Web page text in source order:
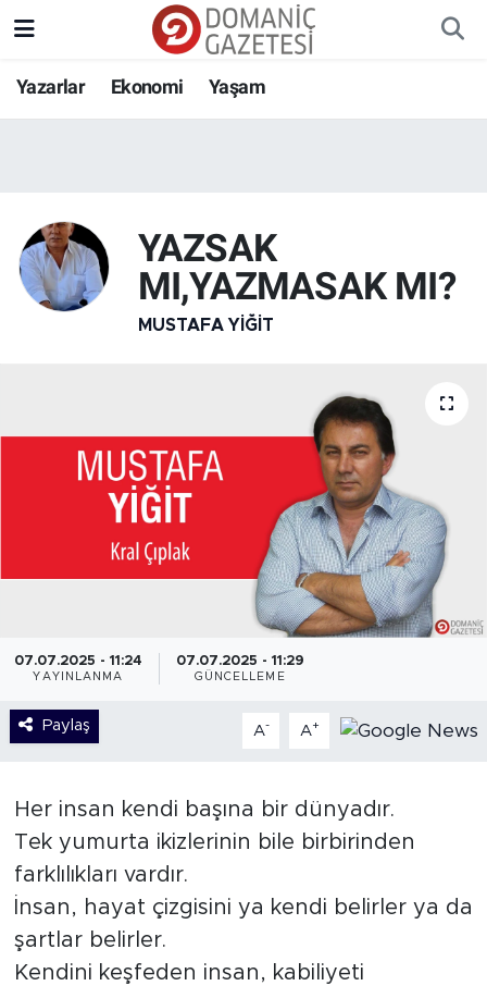
Yazarlar Ekonomi Yaşam
YAZSAK
MI,YAZMASAK MI?
MUSTAFA YIĞIT
07.07.2025 - 11:24
YAYINLANMA
07.07.2025 - 11:29
GÜNCELLEME
Paylaş A- A+
Her insan kendi başına bir dünyadır.
Tek yumurta ikizlerinin bile birbirinden
farklılıkları vardır.
İnsan, hayat çizgisini ya kendi belirler ya da
şartlar belirler.
Kendini keşfeden insan, kabiliyeti